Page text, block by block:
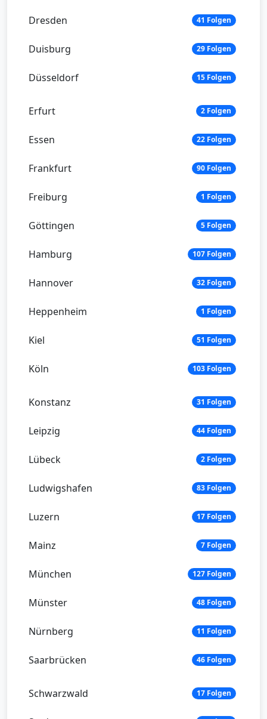
Dresden 41 Folgen
Duisburg 29 Folgen
Düsseldorf 15 Folgen
Erfurt 2 Folgen
Essen 22 Folgen
Frankfurt 90 Folgen
Freiburg 1 Folgen
Göttingen 5 Folgen
Hamburg 107 Folgen
Hannover 32 Folgen
Heppenheim 1 Folgen
Kiel 51 Folgen
Köln 103 Folgen
Konstanz 31 Folgen
Leipzig 44 Folgen
Lübeck 2 Folgen
Ludwigshafen 83 Folgen
Luzern 17 Folgen
Mainz 7 Folgen
München 127 Folgen
Münster 48 Folgen
Nürnberg 11 Folgen
Saarbrücken 46 Folgen
Schwarzwald 17 Folgen